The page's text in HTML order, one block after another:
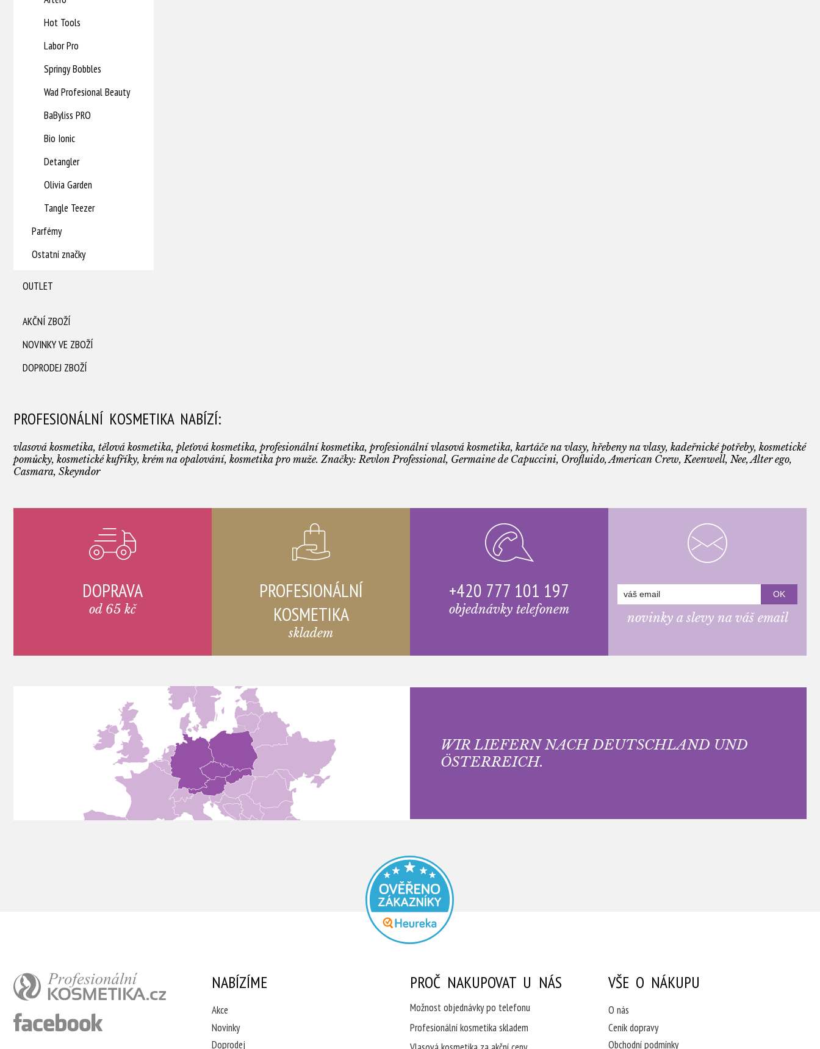
Hot Tools
Labor Pro
Springy Bobbles
Wad Profesional Beauty
BaByliss PRO
Bio Ionic
Detangler
Olivia Garden
Tangle Teezer
Parfémy
Ostatní značky
OUTLET
AKČNÍ ZBOŽÍ
NOVINKY VE ZBOŽÍ
DOPRODEJ ZBOŽÍ
PROFESIONÁLNÍ KOSMETIKA NABÍZÍ:
vlasová kosmetika, tělová kosmetika, pleťová kosmetika, profesionální kosmetika, profesionální vlasová kosmetika, kartáče na vlasy, hřebeny na vlasy, kadeřnické potřeby, kosmetické
pomůcky, kosmetické kufříky, krém na opalování, kosmetika pro muže. Značky: Revlon Professional, Germaine de Capuccini, Orofluido, American Crew, Keenwell, Nee, Alter ego,
Casmara, Skeyndor
DOPRAVA
od 65 kč
PROFESIONÁLNÍ
KOSMETIKA
skladem
+420 777 101 197
objednávky telefonem
novinky a slevy na váš email
WIR LIEFERN NACH DEUTSCHLAND UND
ÖSTERREICH.
NABÍZÍME
Akce
Novinky
Doprodej
PROČ NAKUPOVAT U NÁS
Možnost objednávky po telefonu
Profesionální kosmetika skladem
VŠE O NÁKUPU
O nás
Ceník dopravy
Obchodní podmínky